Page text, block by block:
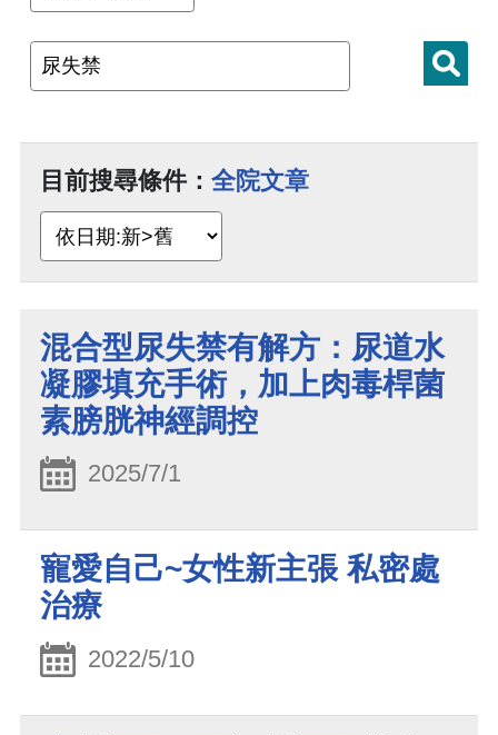
目前搜尋條件： 全院文章
混合型尿失禁有解方：尿道水
凝膠填充手術，加上肉毒桿菌
素膀胱神經調控
2025/7/1
寵愛自己~女性新主張 私密處
治療
2022/5/10